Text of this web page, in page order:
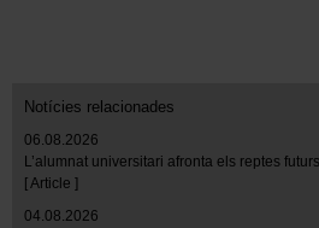
Notícies relacionades
06.08.2026
L’alumnat universitari afronta els reptes
[ Article ]
04.08.2026